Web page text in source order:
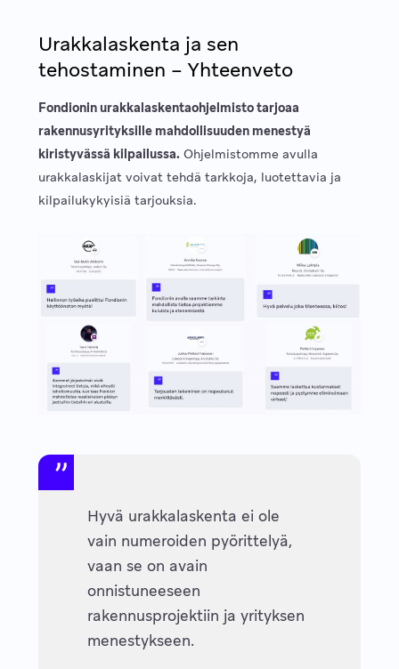
Urakkalaskenta ja sen
tehostaminen – Yhteenveto
Fondionin urakkalaskentaohjelmisto tarjoaa
rakennusyrityksille mahdollisuuden menestyä
kiristyvässä kilpailussa.Ohjelmistomme avulla
urakkalaskijat voivat tehdä tarkkoja, luotettavia ja
kilpailukykyisiä tarjouksia.
Hyvä urakkalaskenta ei ole
vain numeroiden pyörittelyä,
vaan se on avain
onnistuneeseen
rakennusprojektiin ja yrityksen
menestykseen.